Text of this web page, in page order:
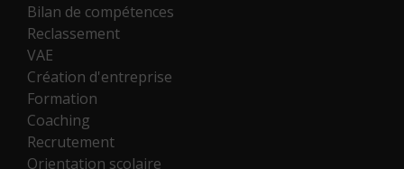
Bilan de compétences
Reclassement
VAE
Création d'entreprise
Formation
Coaching
Recrutement
Orientation scolaire